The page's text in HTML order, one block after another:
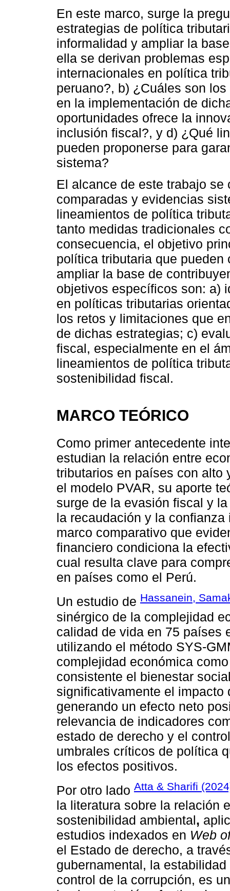
En este marco, surge la
estrategias de política
informalidad y ampliar la
ella se derivan problemas
internacionales en política
peruano?, b) ¿Cuáles son
en la implementación de
oportunidades ofrece la
inclusión fiscal?, y d) ¿Qué
pueden proponerse para
sistema?
El alcance de este trabajo
comparadas y evidencias
lineamientos de política
tanto medidas tradicionales
consecuencia, el objetivo
política tributaria que
ampliar la base de
objetivos específicos son: a)
en políticas tributarias
los retos y limitaciones que
de dichas estrategias; c)
fiscal, especialmente en el
lineamientos de política
sostenibilidad fiscal.
MARCO TEÓRICO
Como primer antecedente
estudian la relación entre
tributarios en países con alto
el modelo PVAR, su aporte
surge de la evasión fiscal y
la recaudación y la
marco comparativo que
financiero condiciona la
cual resulta clave para
en países como el Perú.
Un estudio de Hassanein,
sinérgico de la complejidad
calidad de vida en 75 países
utilizando el método SYS-
complejidad económica
consistente el bienestar
significativamente el
generando un efecto neto
relevancia de indicadores
estado de derecho y el
umbrales críticos de política
los efectos positivos.
Por otro lado Atta & Sharifi
la literatura sobre la relación
sostenibilidad ambiental,
estudios indexados en Web
el Estado de derecho, a
gubernamental, la
control de la corrupción, es